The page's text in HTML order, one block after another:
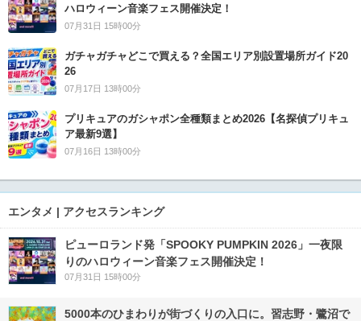
ハロウィーン音楽フェス開催決定！
07月31日 15時00分
ガチャガチャどこで買える？全国エリア別設置場所ガイド20
26
07月17日 13時00分
プリキュアのガシャポン全種類まとめ2026【名探偵プリキュ
ア最新9選】
07月16日 13時00分
エンタメ | アクセスランキング
ピューロランド発「SPOOKY PUMPKIN 2026」一夜限
りのハロウィーン音楽フェス開催決定！
07月31日 15時00分
5000本のひまわりが街づくりの入口に。習志野・鷺沼で